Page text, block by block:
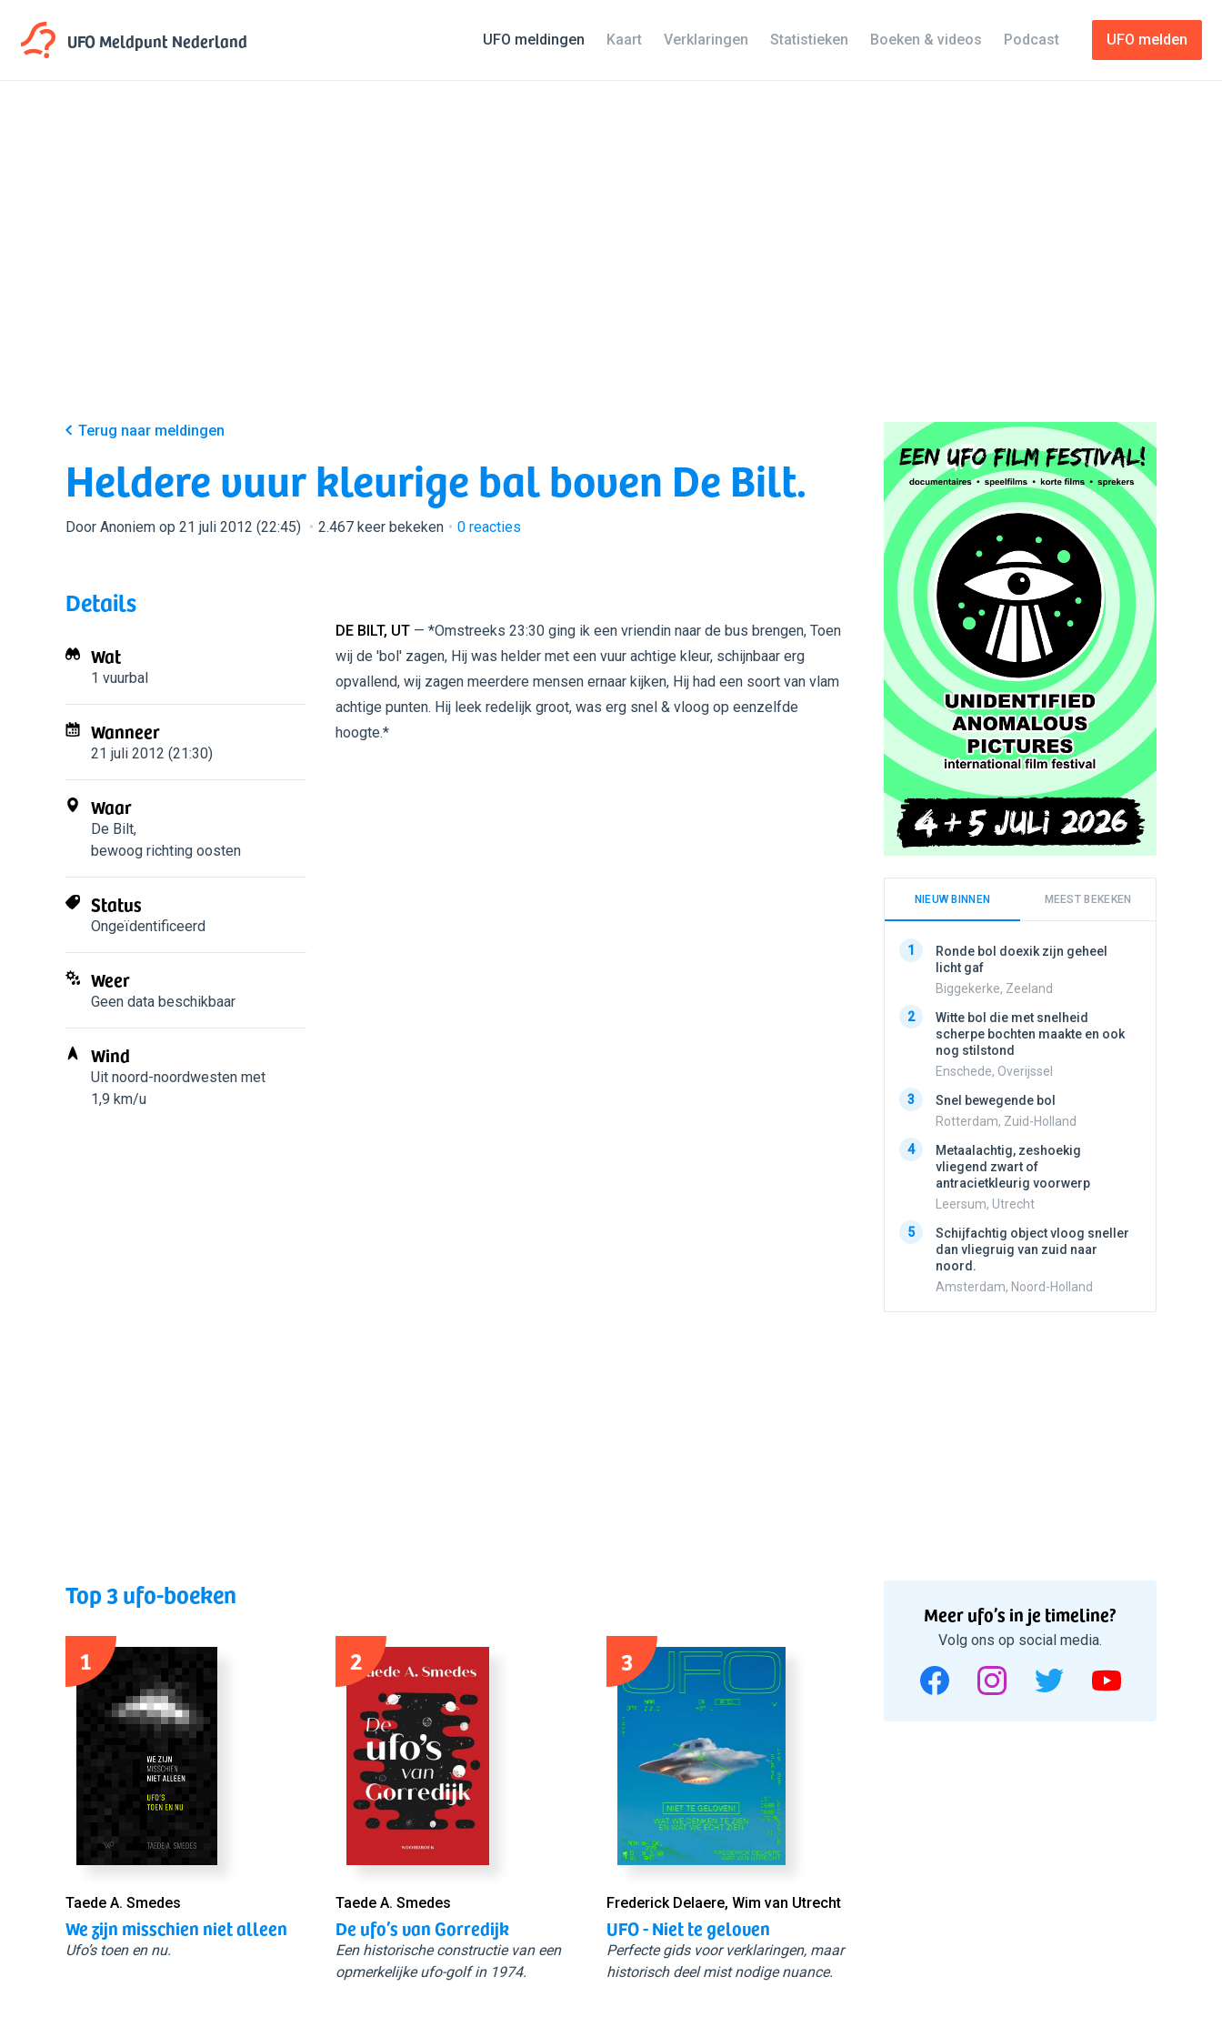
UFO MeldpuntNederland UFO melden
UFO meldingen Kaart Verklaringen Statistieken Boeken & videos Podcast
Terug naar meldingen
Heldere vuur kleurige bal boven De Bilt.
Door Anoniem op 21 juli 2012 (22:45) 2.467 keer bekeken 0 reacties
Details
Wat
1 vuurbal
Wanneer
21 juli 2012 (21:30)
Waar
De Bilt,
bewoog richting oosten
Status
Ongeïdentificeerd
Weer
Geen data beschikbaar
Wind
Uit noord-noordwesten met
1,9 km/u
DE BILT, UT — *Omstreeks 23:30 ging ik een vriendin naar de bus brengen, Toen
wij de 'bol' zagen, Hij was helder met een vuur achtige kleur, schijnbaar erg
opvallend, wij zagen meerdere mensen ernaar kijken, Hij had een soort van vlam
achtige punten. Hij leek redelijk groot, was erg snel & vloog op eenzelfde
hoogte.*
Top 3 ufo-boeken
1
Taede A. Smedes
We zijn misschien niet alleen
Ufo’s toen en nu.
2
Taede A. Smedes
De ufo’s van Gorredijk
Een historische constructie van een
opmerkelijke ufo-golf in 1974.
3
Frederick Delaere, Wim van Utrecht
UFO - Niet te geloven
Perfecte gids voor verklaringen, maar
historisch deel mist nodige nuance.
NIEUW BINNEN MEEST BEKEKEN
1
Ronde bol doexik zijn geheel
licht gaf
Biggekerke, Zeeland
2
Witte bol die met snelheid
scherpe bochten maakte en ook
nog stilstond
Enschede, Overijssel
3
Snel bewegende bol
Rotterdam, Zuid-Holland
4
Metaalachtig, zeshoekig
vliegend zwart of
antracietkleurig voorwerp
Leersum, Utrecht
5
Schijfachtig object vloog sneller
dan vliegruig van zuid naar
noord.
Amsterdam, Noord-Holland
Meer ufo’s in je timeline?
Volg ons op social media.